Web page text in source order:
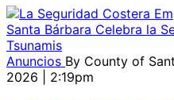
Anuncios By County of
2026 | 2:19pm